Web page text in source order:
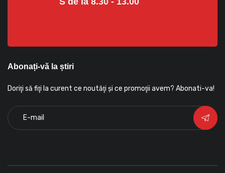
Abonați-vă la știri
Doriţi să fiţi la curent ce noutăţi şi ce promoţii avem? Abonati-va!